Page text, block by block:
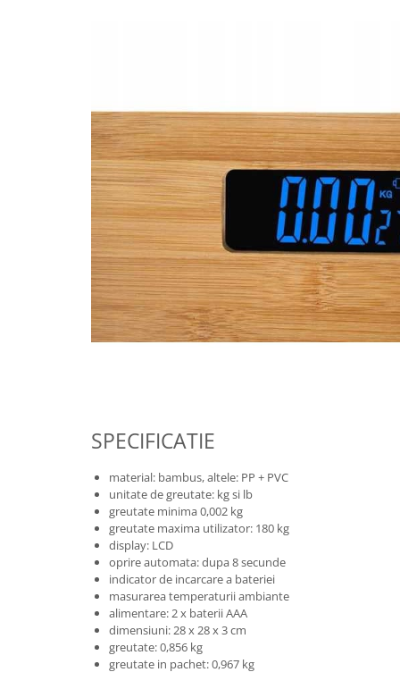
SPECIFICATIE
material: bambus, altele: PP + PVC
unitate de greutate: kg si lb
greutate minima 0,002 kg
greutate maxima utilizator: 180 kg
display: LCD
oprire automata: dupa 8 secunde
indicator de incarcare a bateriei
masurarea temperaturii ambiante
alimentare: 2 x baterii AAA
dimensiuni: 28 x 28 x 3 cm
greutate: 0,856 kg
greutate in pachet: 0,967 kg